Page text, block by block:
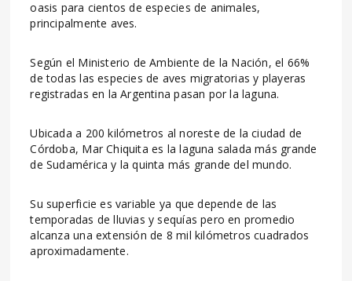
oasis para cientos de especies de animales,
principalmente aves.
Según el Ministerio de Ambiente de la Nación, el 66%
de todas las especies de aves migratorias y playeras
registradas en la Argentina pasan por la laguna.
Ubicada a 200 kilómetros al noreste de la ciudad de
Córdoba, Mar Chiquita es la laguna salada más grande
de Sudamérica y la quinta más grande del mundo.
Su superficie es variable ya que depende de las
temporadas de lluvias y sequías pero en promedio
alcanza una extensión de 8 mil kilómetros cuadrados
aproximadamente.